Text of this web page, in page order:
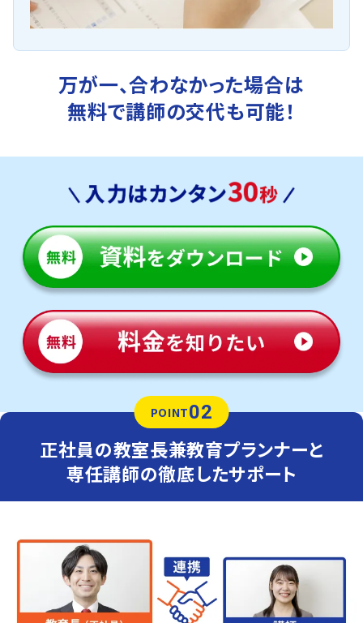
万が一、合わなかった場合は
無料で講師の交代も可能！
POINT02
正社員の教室長兼教育プランナーと
専任講師の徹底したサポート